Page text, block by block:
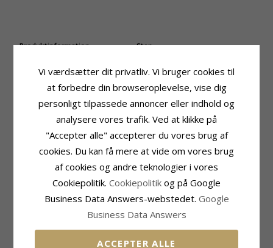
Produktinformation
Rubin
Brillantøreringe
14 Karat Guld Og Hvidguld
Blank
Sten
Slibning: Brillantsleben
Diamant
Diamant Farve:
Wesselton
Diamant Klarhed: SI
Carat:0,11
2
Facetsleben
0,46
Størrelse
Højde:7,6 mm
Bredde:
7,6 mm
3,3 mm
Leveringstid
2-3 Hverdage
MEST SOLGTE I KATEGORIEN
Vi værdsætter dit privatliv. Vi bruger cookies til
at forbedre din browseroplevelse, vise dig
personligt tilpassede annoncer eller indhold og
analysere vores trafik. Ved at klikke på
"Accepter alle" accepterer du vores brug af
cookies. Du kan få mere at vide om vores brug
af cookies og andre teknologier i vores
Cookiepolitik. Cookiepolitik og på Google
Business Data Answers-webstedet. Google
Business Data Answers
ACCEPTER ALLE